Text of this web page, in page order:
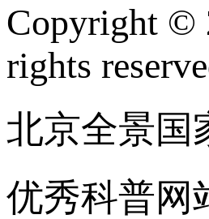
Copyright ©
rights
北京全景国
优秀科普网